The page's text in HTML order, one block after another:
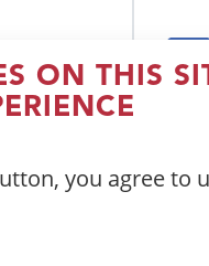
ON THIS
you agree to